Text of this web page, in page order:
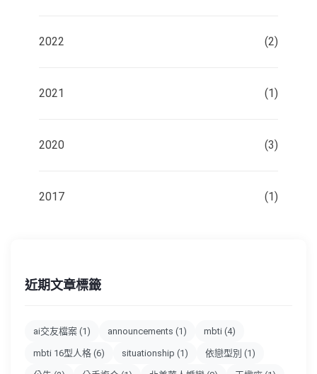
2022 (2)
2021 (1)
2020 (3)
2017 (1)
近期文章標籤
ai交友檔案 (1) announcements (1) mbti (4)
mbti 16型人格 (6) situationship (1) 依戀型別 (1)